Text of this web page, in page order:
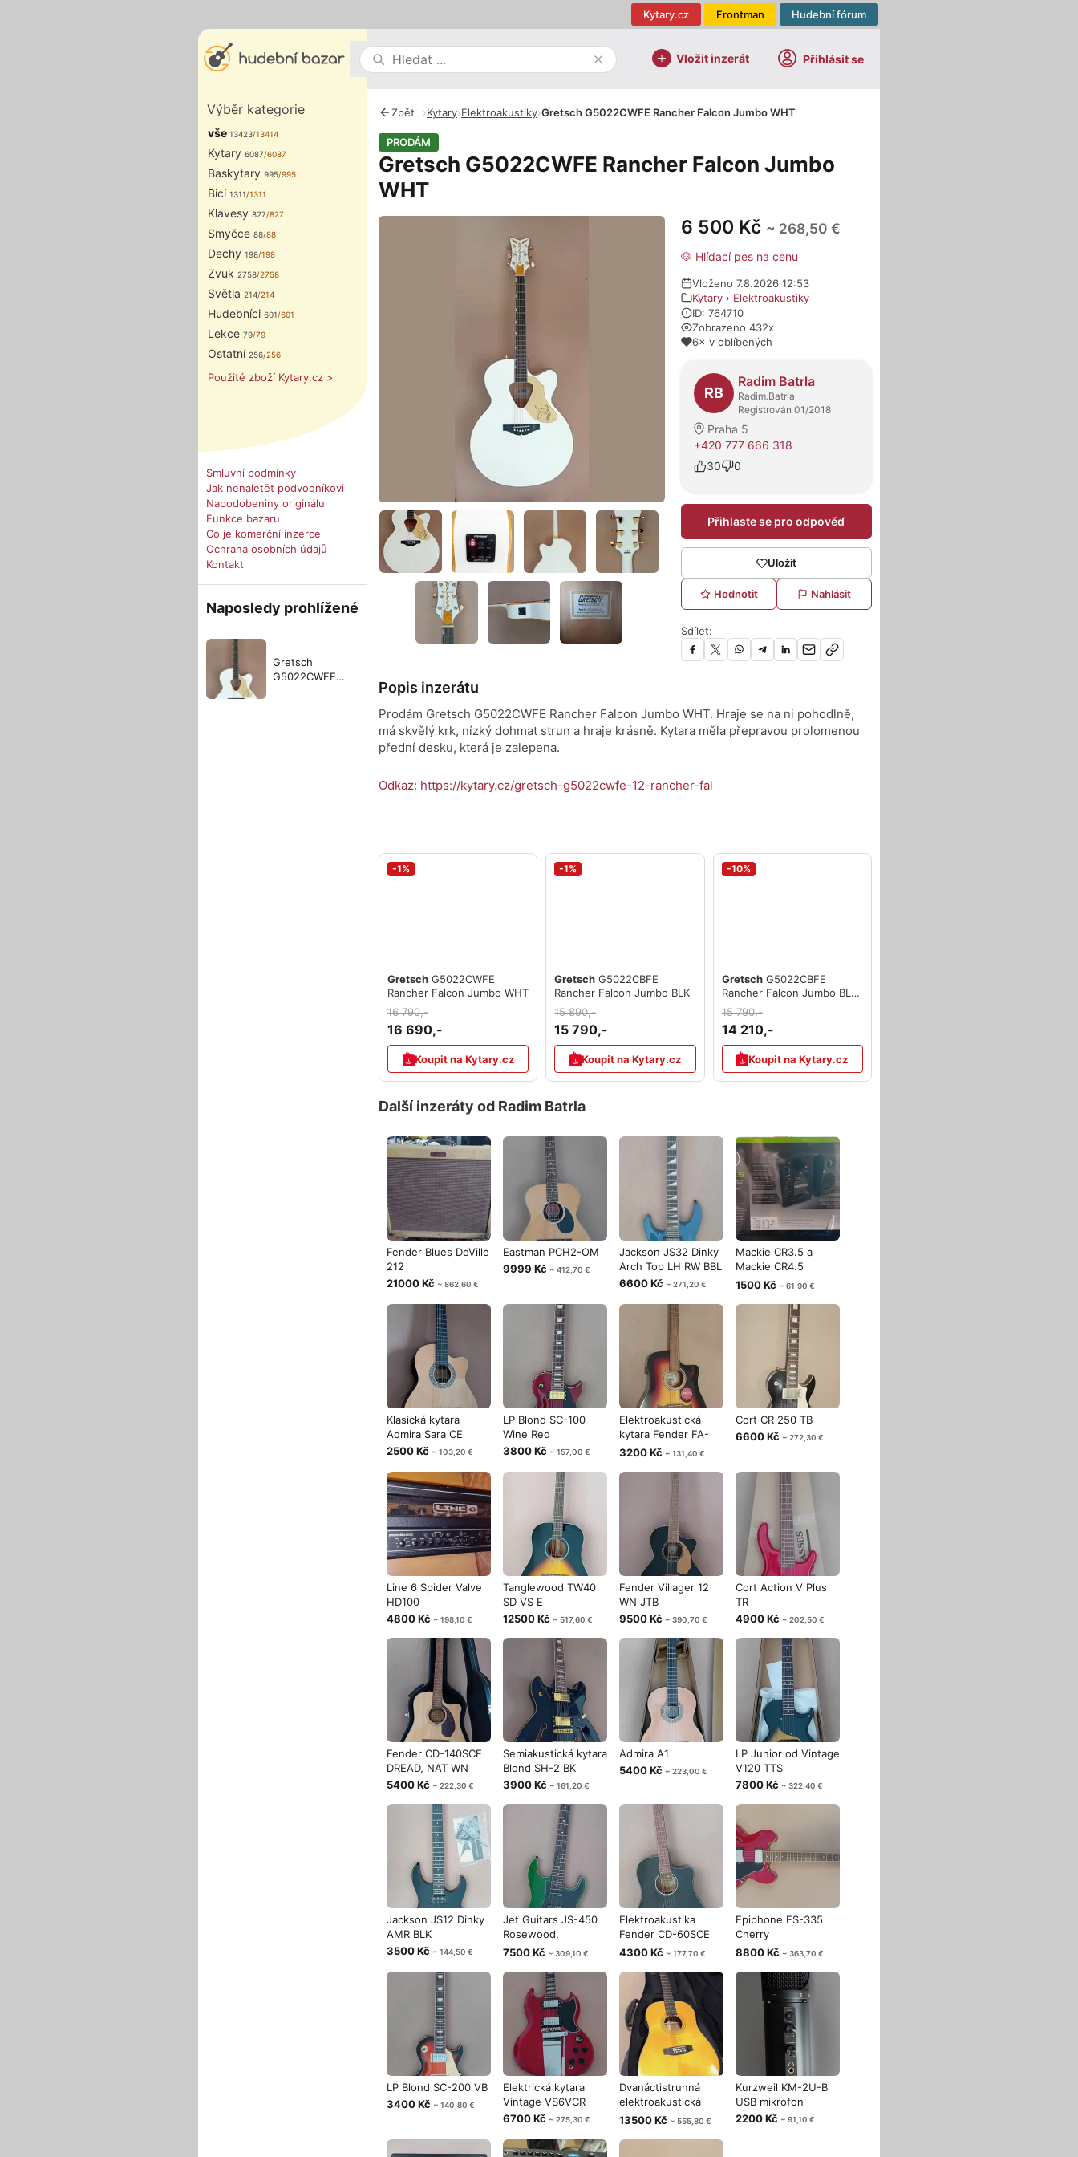
Hudební fórum
Frontman
Kytary.cz
Vložit inzerát Přihlásit se
Výběr kategorie
vše 13423/13414
Kytary 6087/6087
Baskytary 995/995
Bicí 1311/1311
Klávesy 827/827
Smyčce 88/88
Dechy 198/198
Zvuk 2758/2758
Světla 214/214
Hudebníci 601/601
Lekce 79/79
Ostatní 256/256
Použité zboží Kytary.cz >
Smluvní podmínky
Jak nenaletět podvodníkovi
Napodobeniny originálu
Funkce bazaru
Co je komerční inzerce
Ochrana osobních údajů
Kontakt
Naposledy prohlížené
Gretsch
G5022CWFE
Zpět ›Kytary›Elektroakustiky›Gretsch G5022CWFE Rancher Falcon Jumbo WHT
PRODÁM
Gretsch G5022CWFE Rancher Falcon Jumbo
WHT
Fotografie 6 500 Kč ~ 268,50 €
🐶 Hlídací pes na cenu
Vloženo 7.8.2026 12:53
Kytary › Elektroakustiky
ID: 764710
Zobrazeno 432x
6× v oblíbených
O prodejci
RB
Radim Batrla
Radim.Batrla
Registrován 01/2018
Praha 5
+420 777 666 318
30
0
Přihlaste se pro odpověď
Uložit
Hodnotit Nahlásit
Sdílet:
Popis inzerátu
Prodám Gretsch G5022CWFE Rancher Falcon Jumbo WHT. Hraje se na ni pohodlně,
má skvělý krk, nízký dohmat strun a hraje krásně. Kytara měla přepravou prolomenou
přední desku, která je zalepena.
Odkaz: https://kytary.cz/gretsch-g5022cwfe-12-rancher-fal
-1%
Gretsch G5022CWFE
Rancher Falcon Jumbo WHT
16 790,-
16 690,-
Koupit na Kytary.cz
-1%
Gretsch G5022CBFE
Rancher Falcon Jumbo BLK
15 890,-
15 790,-
Koupit na Kytary.cz
-10%
Gretsch G5022CBFE
Rancher Falcon Jumbo BLK
(zánovní)
15 790,-
14 210,-
Koupit na Kytary.cz
Další inzeráty od Radim Batrla
Fender Blues DeVille
212
21000 Kč ~ 862,60 €
Eastman PCH2-OM
9999 Kč ~ 412,70 €
Jackson JS32 Dinky
Arch Top LH RW BBL
6600 Kč ~ 271,20 €
Mackie CR3.5 a
Mackie CR4.5
Aktivní studiový
1500 Kč ~ 61,90 €
Klasická kytara
Admira Sara CE
2500 Kč ~ 103,20 €
LP Blond SC-100
Wine Red
3800 Kč ~ 157,00 €
Elektroakustická
kytara Fender FA-
125CE SB WN
3200 Kč ~ 131,40 €
Cort CR 250 TB
6600 Kč ~ 272,30 €
Line 6 Spider Valve
HD100
4800 Kč ~ 198,10 €
Tanglewood TW40
SD VS E
12500 Kč ~ 517,60 €
Fender Villager 12
WN JTB
9500 Kč ~ 390,70 €
Cort Action V Plus
TR
4900 Kč ~ 202,50 €
Fender CD-140SCE
DREAD, NAT WN
5400 Kč ~ 222,30 €
Semiakustická kytara
Blond SH-2 BK
3900 Kč ~ 161,20 €
Admira A1
5400 Kč ~ 223,00 €
LP Junior od Vintage
V120 TTS
7800 Kč ~ 322,40 €
Jackson JS12 Dinky
AMR BLK
3500 Kč ~ 144,50 €
Jet Guitars JS-450
Rosewood,
Transparent Gree
7500 Kč ~ 309,10 €
Elektroakustika
Fender CD-60SCE
BLK
4300 Kč ~ 177,70 €
Epiphone ES-335
Cherry
Semiakustická kytara
8800 Kč ~ 363,70 €
LP Blond SC-200 VB
3400 Kč ~ 140,80 €
Elektrická kytara
Vintage VS6VCR
6700 Kč ~ 275,30 €
Dvanáctistrunná
elektroakustická
kytara TANGL
13500 Kč ~ 555,80 €
Kurzweil KM-2U-B
USB mikrofon
2200 Kč ~ 91,10 €